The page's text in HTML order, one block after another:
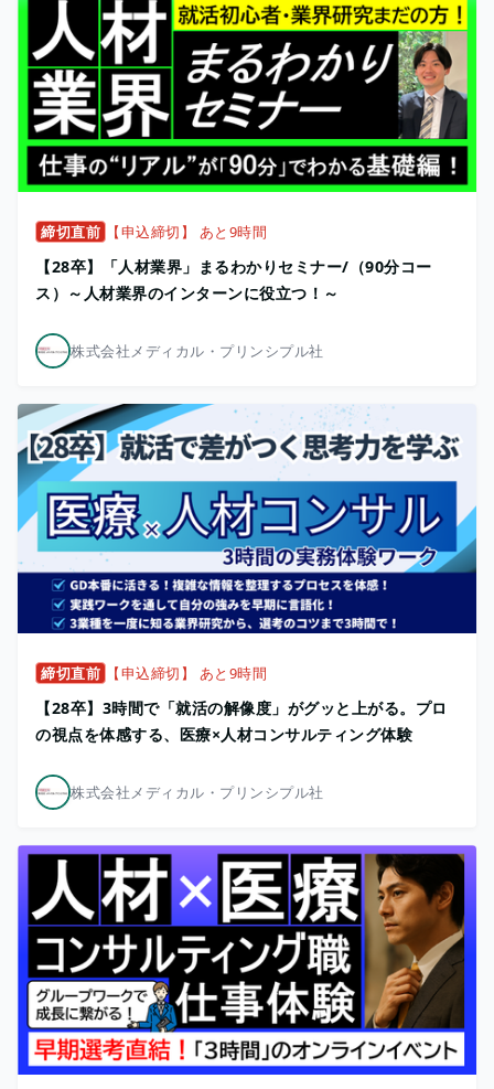
締切直前 【申込締切】 あと9時間
【28卒】「人材業界」まるわかりセミナー/（90分コー
ス）～人材業界のインターンに役立つ！～
株式会社メディカル・プリンシプル社
締切直前 【申込締切】 あと9時間
【28卒】3時間で「就活の解像度」がグッと上がる。プロ
の視点を体感する、医療×人材コンサルティング体験
株式会社メディカル・プリンシプル社